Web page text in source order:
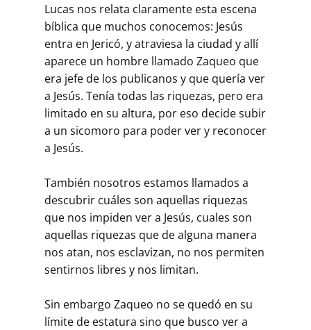
Lucas nos relata claramente esta escena
bíblica que muchos conocemos: Jesús
entra en Jericó, y atraviesa la ciudad y allí
aparece un hombre llamado Zaqueo que
era jefe de los publicanos y que quería ver
a Jesús. Tenía todas las riquezas, pero era
limitado en su altura, por eso decide subir
a un sicomoro para poder ver y reconocer
a Jesús.
También nosotros estamos llamados a
descubrir cuáles son aquellas riquezas
que nos impiden ver a Jesús, cuales son
aquellas riquezas que de alguna manera
nos atan, nos esclavizan, no nos permiten
sentirnos libres y nos limitan.
Sin embargo Zaqueo no se quedó en su
límite de estatura sino que busco ver a